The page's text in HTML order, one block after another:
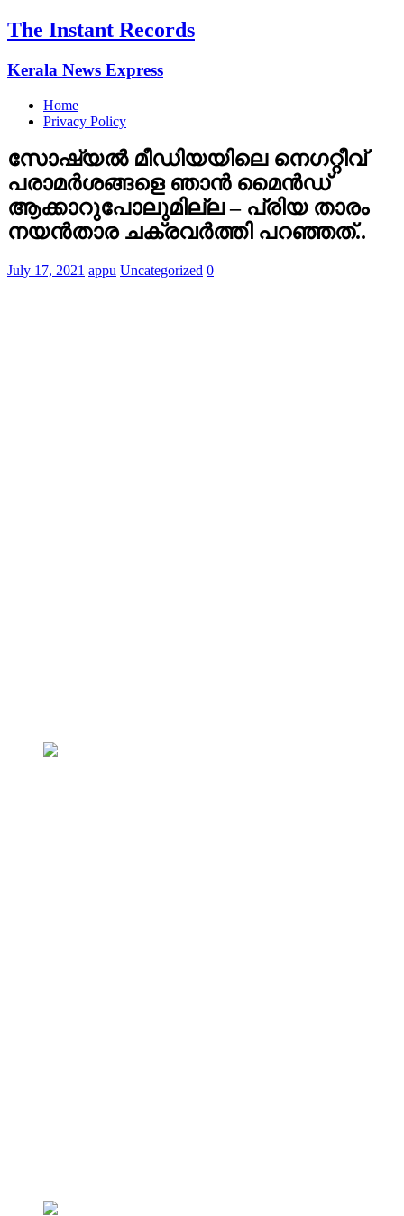
The Instant Records
Kerala News Express
Home
Privacy Policy
സോഷ്യല്‍ മീഡിയയിലെ നെഗറ്റീവ്
പരാമര്‍ശങ്ങളെ ഞാന്‍ മൈന്‍ഡ്
ആക്കാറുപോലുമില്ല – പ്രിയ താരം
നയന്‍താര ചക്രവര്‍ത്തി പറഞ്ഞത്..
July 17, 2021 appu Uncategorized 0